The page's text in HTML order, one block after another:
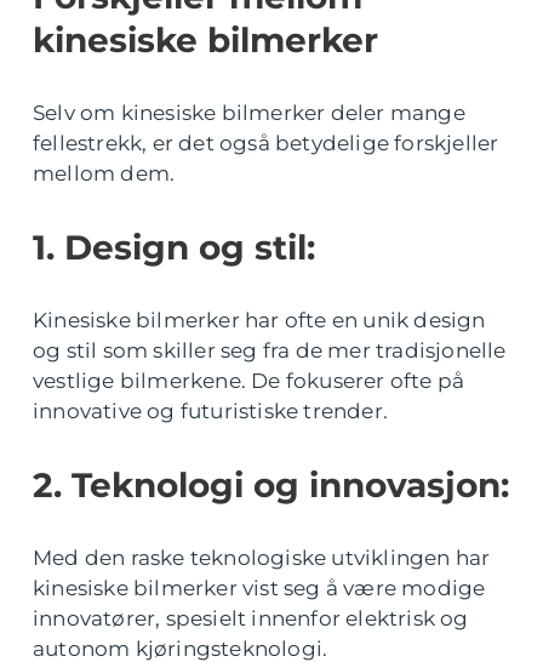
kinesiske bilmerker
Selv om kinesiske bilmerker deler mange
fellestrekk, er det også betydelige forskjeller
mellom dem.
1. Design og stil:
Kinesiske bilmerker har ofte en unik design
og stil som skiller seg fra de mer tradisjonelle
vestlige bilmerkene. De fokuserer ofte på
innovative og futuristiske trender.
2. Teknologi og innovasjon:
Med den raske teknologiske utviklingen har
kinesiske bilmerker vist seg å være modige
innovatører, spesielt innenfor elektrisk og
autonom kjøringsteknologi.